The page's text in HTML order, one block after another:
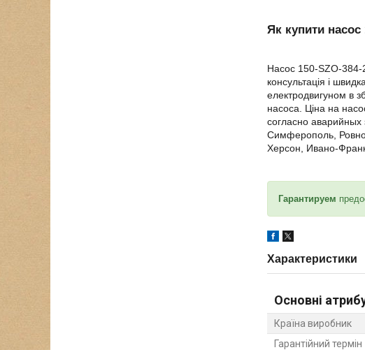
Як купити насос
Насос 150-SZO-384-
консультація і
електродвигуном в
насоса. Ціна на
согласно
Симферополь,
Херсон, Ивано-
Гарантируем
Характеристики
Основні
Країна виробник
Гарантійний термін